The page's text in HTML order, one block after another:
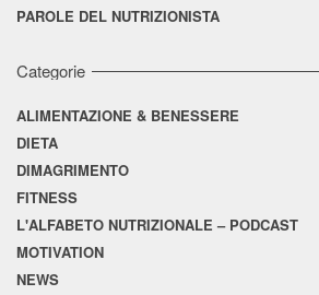
PAROLE DEL NUTRIZIONISTA
Categorie
ALIMENTAZIONE & BENESSERE
DIETA
DIMAGRIMENTO
FITNESS
L'ALFABETO NUTRIZIONALE – PODCAST
MOTIVATION
NEWS